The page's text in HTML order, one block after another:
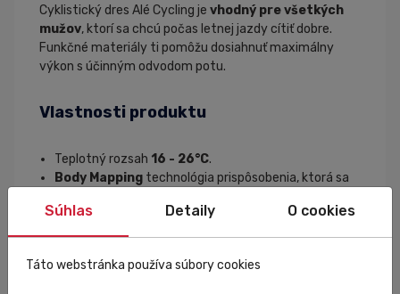
Cyklistický dres Alé Cycling je vhodný pre všetkých
mužov, ktorí sa chcú počas letnej jazdy cítiť dobre.
Funkčné materiály ti pomôžu dosiahnuť maximálny
výkon s účinným odvodom potu.
Vlastnosti produktu
Teplotný rozsah 16 - 26°C.
Body Mapping technológia prispôsobenia, ktorá sa
Tkanina Aero Rib na rukávoch
zabraňuje pohybu
dresu na rukách a má tiež vynikajúce ventilačné
Ľahké a funkčné tkaninypre pocit sviežosti a
Súhlas Detaily O cookies
Táto webstránka používa súbory cookies